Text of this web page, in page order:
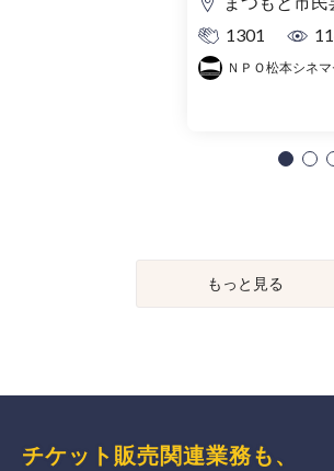
1301
ＮＰＯ松本シネ
もっと見る
チケット販売関連業務も、